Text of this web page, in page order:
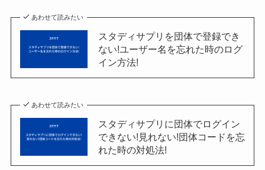
あわせて読みたい
スタディサプリを団体で登録でき
ない!ユーザー名を忘れた時のログ
イン方法!
あわせて読みたい
スタディサプリに団体でログイン
できない!見れない!団体コードを忘
れた時の対処法!